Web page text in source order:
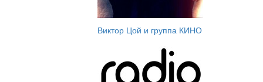
Виктор Цой и группа КИНО